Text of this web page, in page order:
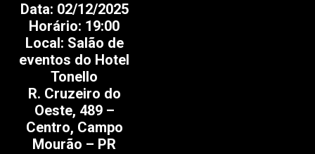
Data: 02/12/2025
Horário: 19:00
Local: Salão de
eventos do Hotel
Tonello
R. Cruzeiro do
Oeste, 489 –
Centro, Campo
Mourão – PR